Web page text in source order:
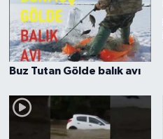
Buz Tutan Gölde balık avı